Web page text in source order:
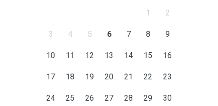
1 2
3 4 5 6 7 8 9
10 11 12 13 14 15 16
17 18 19 20 21 22 23
24 25 26 27 28 29 30